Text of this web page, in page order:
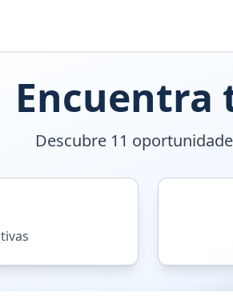
Encuentra
Descubre 11